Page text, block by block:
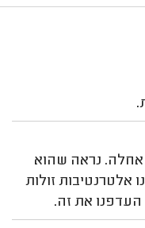
נראה שהוא
אלטרנטיבות זולות
את זה.